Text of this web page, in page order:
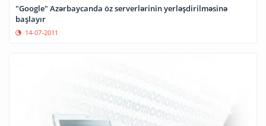
"Google" Azərbaycanda öz serverlərinin yerləşdirilməsinə
başlayır
14-07-2011